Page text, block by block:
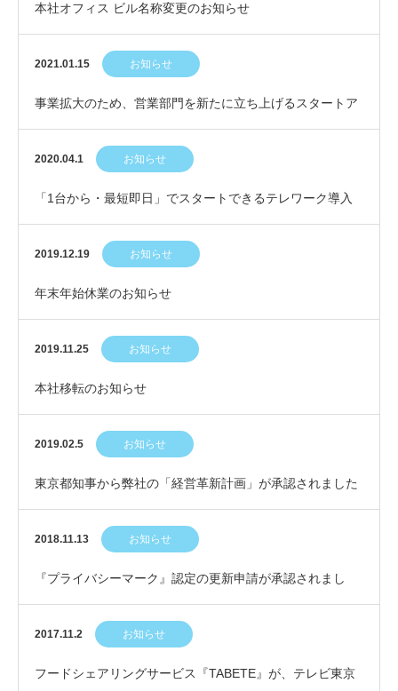
本社オフィス ビル名称変更のお知らせ
2021.01.15 お知らせ
事業拡大のため、営業部門を新たに立ち上げるスタートア
ップメンバーを募集します！
2020.04.1 お知らせ
「1台から・最短即日」でスタートできるテレワーク導入
支援キャンペーンを実施！
2019.12.19 お知らせ
年末年始休業のお知らせ
2019.11.25 お知らせ
本社移転のお知らせ
2019.02.5 お知らせ
東京都知事から弊社の「経営革新計画」が承認されました
2018.11.13 お知らせ
『プライバシーマーク』認定の更新申請が承認されまし
た。
2017.11.2 お知らせ
フードシェアリングサービス『TABETE』が、テレビ東京